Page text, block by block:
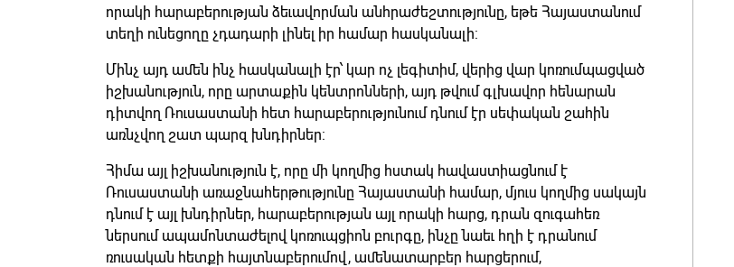
որակի հարաբերության ձեւավորման անհրաժեշտությունը, եթե Հայաստանում
տեղի ունեցողը չդադարի լինել իր համար հասկանալի:
Մինչ այդ ամեն ինչ հասկանալի էր՝ կար ոչ լեգիտիմ, վերից վար կոռումպացված
իշխանություն, որը արտաքին կենտրոնների, այդ թվում գլխավոր հենարան
դիտվող Ռուսաստանի հետ հարաբերությունում դնում էր սեփական շահին
առնչվող շատ պարզ խնդիրներ:
Հիմա այլ իշխանություն է, որը մի կողմից հստակ հավաստիացնում է
Ռուսաստանի առաջնահերթությունը Հայաստանի համար, մյուս կողմից սակայն
դնում է այլ խնդիրներ, հարաբերության այլ որակի հարց, դրան զուգահեռ
ներսում ապամոնտաժելով կոռուպցիոն բուրգը, ինչը նաեւ հղի է դրանում
ռուսական հետքի հայտնաբերումով, ամենատարբեր հարցերում,